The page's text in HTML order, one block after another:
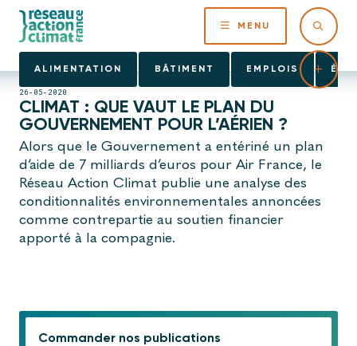
MENU
ALIMENTATION BÂTIMENT EMPLOIS
26-05-2020
CLIMAT : QUE VAUT LE PLAN DU
GOUVERNEMENT POUR L’AÉRIEN ?
Alors que le Gouvernement a entériné un plan
d’aide de 7 milliards d’euros pour Air France, le
Réseau Action Climat publie une analyse des
conditionnalités environnementales annoncées
comme contrepartie au soutien financier
apporté à la compagnie.
Commander nos publications